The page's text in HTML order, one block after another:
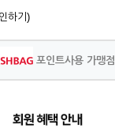
하기)
포인트사용 가맹점